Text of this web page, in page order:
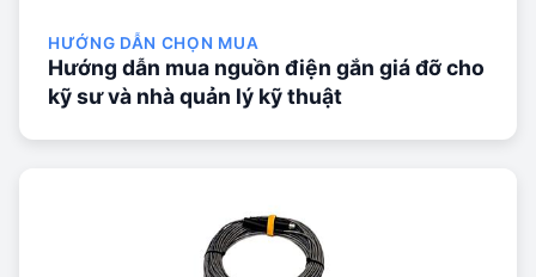
HƯỚNG DẪN CHỌN MUA
Hướng dẫn mua nguồn điện gắn giá đỡ cho
kỹ sư và nhà quản lý kỹ thuật